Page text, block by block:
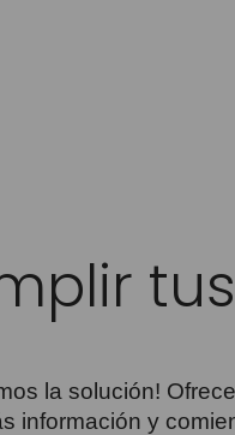
la solución!
información y